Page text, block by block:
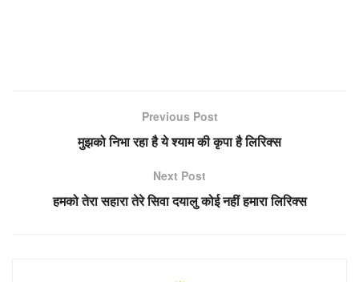
Previous Post
मुझको निभा रहा है ये श्याम की कृपा है लिरिक्स
Next Post
हमको तेरा सहारा तेरे सिवा दयालु कोई नहीं हमारा लिरिक्स